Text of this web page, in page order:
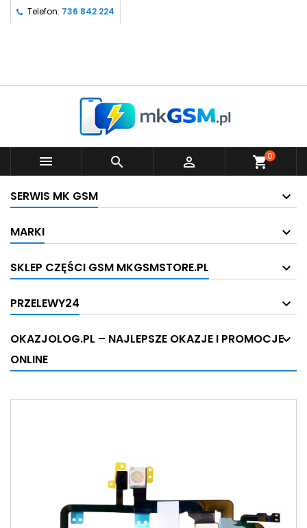
Telefon: 736 842 224
   shopping_cart0
SERWIS MK GSM
MARKI
SKLEP CZĘŚCI GSM MKGSMSTORE.PL
PRZELEWY24
OKAZJOLOG.PL – NAJLEPSZE OKAZJE I PROMOCJE
ONLINE